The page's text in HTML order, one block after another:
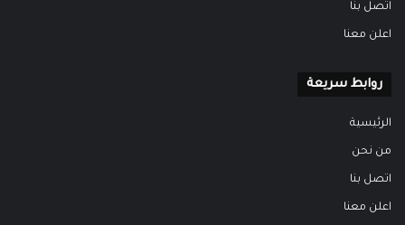
اتصل بنا
اعلن معنا
روابط سريعة
الرئيسية
من نحن
اتصل بنا
اعلن معنا